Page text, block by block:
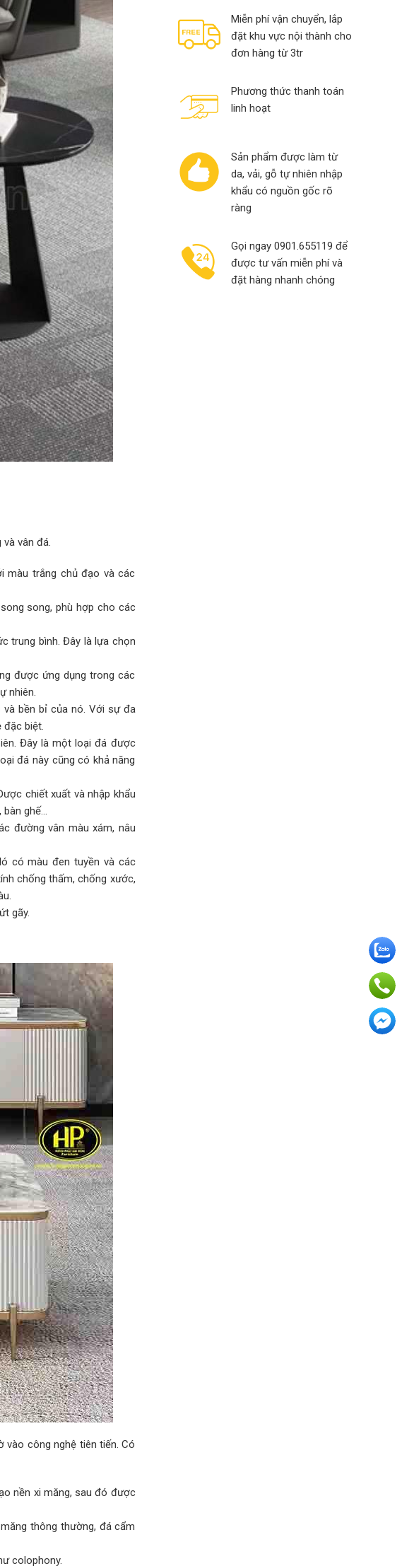
vân đá.
màu trắng chủ đạo và các
song, phù hợp cho các
trung bình. Đây là lựa chọn
được ứng dụng trong các
nhiên.
bền bỉ của nó. Với sự đa
đặc biệt.
Đây là một loại đá được
đá này cũng có khả năng
chiết xuất và nhập khẩu
ghế…
đường vân màu xám, nâu
có màu đen tuyền và các
chống thấm, chống xước,
gãy.
vào công nghệ tiên tiến. Có
nền xi măng, sau đó được
thông thường, đá cẩm
colophony.
Miễn phí vận chuyển, lắp
đặt khu vực nội thành cho
đơn hàng từ 3tr
Phương thức thanh toán
linh hoạt
Sản phẩm được làm từ
da, vải, gỗ tự nhiên nhập
khẩu có nguồn gốc rõ
ràng
Gọi ngay 0901.655119 để
được tư vấn miễn phí và
đặt hàng nhanh chóng